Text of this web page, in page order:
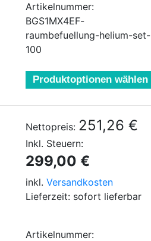
Artikelnummer:
BGS1MX4EF-
raumbefuellung-helium-set-
100
Produktoptionen wählen
Nettopreis: 251,26 €
Inkl. Steuern:
299,00 €
inkl. Versandkosten
Lieferzeit: sofort lieferbar
Artikelnummer: